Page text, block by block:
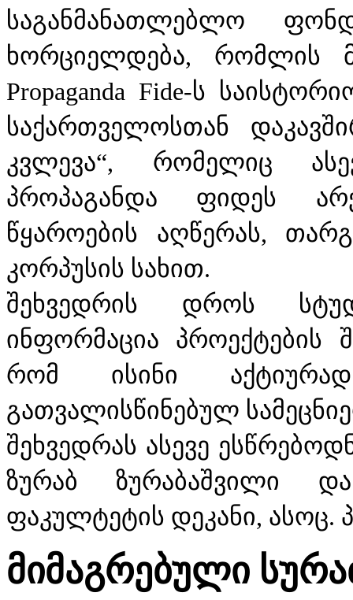
საგანმანათლებლო
ხორციელდება, რომლის
Propaganda Fide-ს
საქართველოსთან
კვლევა“, რომელიც
პროპაგანდა ფიდეს
წყაროების აღწერას,
კორპუსის სახით.
შეხვედრის დროს
ინფორმაცია პროექტების
რომ ისინი აქტიურად
გათვალისწინებულ
შეხვედრას ასევე
ზურაბ ზურაბაშვილი
ფაკულტეტის დეკანი, ასოც.
მიმაგრებული